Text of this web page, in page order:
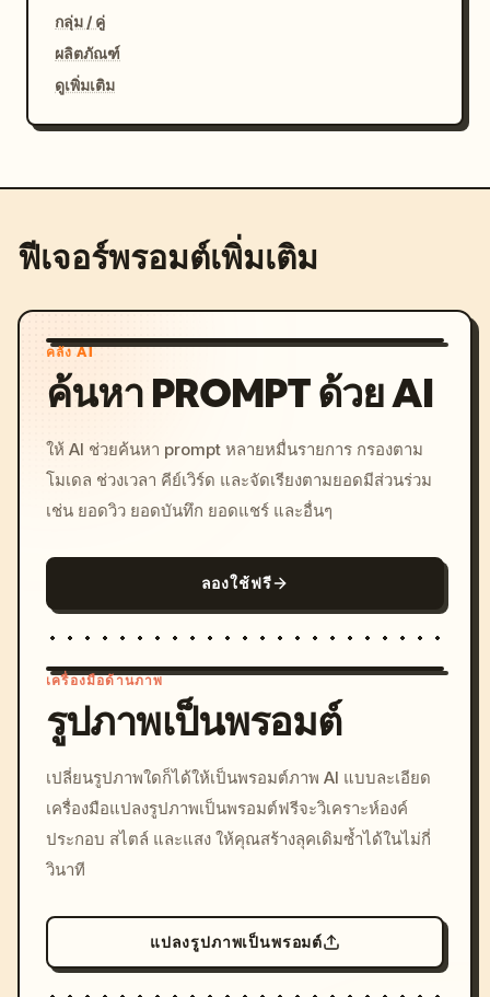
กลุ่ม / คู่
ผลิตภัณฑ์
ดูเพิ่มเติม
ฟีเจอร์พรอมต์เพิ่มเติม
คลัง AI
ค้นหา PROMPT ด้วย AI
ให้ AI ช่วยค้นหา prompt หลายหมื่นรายการ กรองตาม
โมเดล ช่วงเวลา คีย์เวิร์ด และจัดเรียงตามยอดมีส่วนร่วม
เช่น ยอดวิว ยอดบันทึก ยอดแชร์ และอื่นๆ
ลองใช้ฟรี
c, cyberpunk sunset, neon
colors, 8k --v 6.0
เครื่องมือด้านภาพ
รูปภาพเป็นพรอมต์
เปลี่ยนรูปภาพใดก็ได้ให้เป็นพรอมต์ภาพ AI แบบละเอียด
เครื่องมือแปลงรูปภาพเป็นพรอมต์ฟรีจะวิเคราะห์องค์
ประกอบ สไตล์ และแสง ให้คุณสร้างลุคเดิมซ้ำได้ในไม่กี่
วินาที
แปลงรูปภาพเป็นพรอมต์